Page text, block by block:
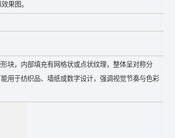
果图。
块，内部填充有网格状或点状纹理，整体呈对称分
用于纺织品、墙纸或数字设计，强调视觉节奏与色彩